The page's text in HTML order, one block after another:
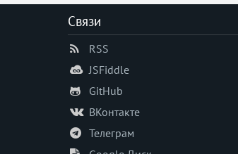
Связи
RSS
JSFiddle
GitHub
ВКонтакте
Телеграм